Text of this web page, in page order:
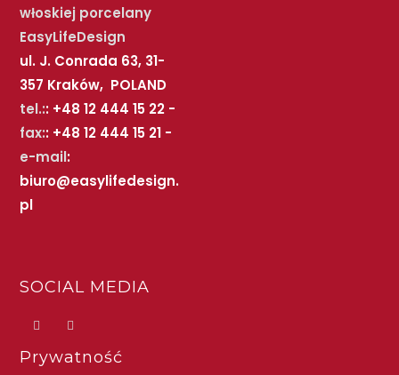
włoskiej porcelany
EasyLifeDesign
ul. J. Conrada 63, 31-
357 Kraków, POLAND
tel.:: +48 12 444 15 22 -
fax:: +48 12 444 15 21 -
e-mail:
biuro@easylifedesign.
pl
SOCIAL MEDIA
Prywatność